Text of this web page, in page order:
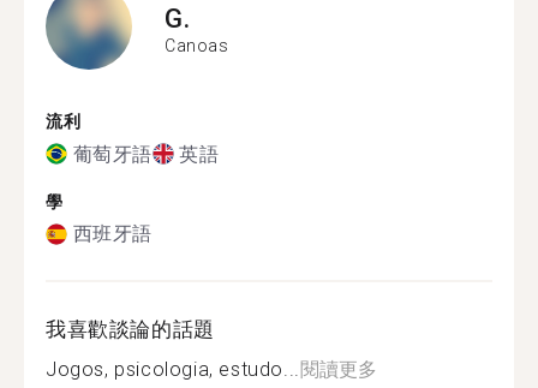
G.
Canoas
流利
葡萄牙語 英語
學
西班牙語
我喜歡談論的話題
Jogos, psicologia, estudo...閱讀更多